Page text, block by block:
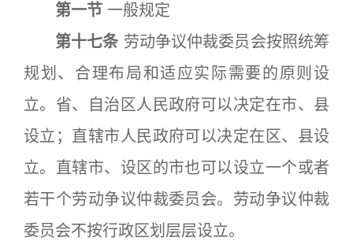
第一节 一般规定
第十七条 劳动争议仲裁委员会按照统筹
规划、合理布局和适应实际需要的原则设
立。省、自治区人民政府可以决定在市、县
设立；直辖市人民政府可以决定在区、县设
立。直辖市、设区的市也可以设立一个或者
若干个劳动争议仲裁委员会。劳动争议仲裁
委员会不按行政区划层层设立。